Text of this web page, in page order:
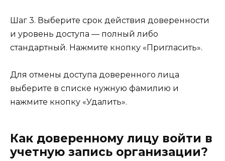
Шаг 3. Выберите срок действия доверенности
и уровень доступа — полный либо
стандартный. Нажмите кнопку «Пригласить».
Для отмены доступа доверенного лица
выберите в списке нужную фамилию и
нажмите кнопку «Удалить».
Как доверенному лицу войти в
учетную запись организации?